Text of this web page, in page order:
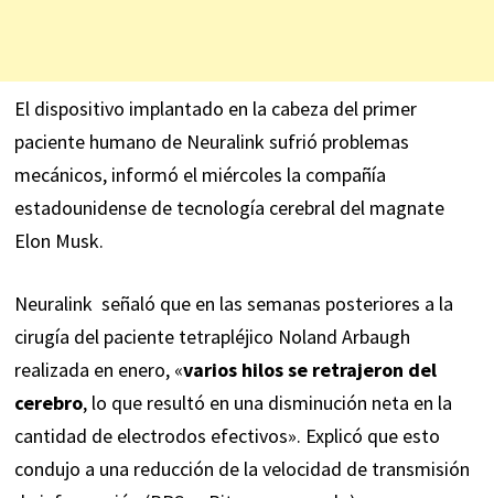
El dispositivo implantado en la cabeza del primer
paciente humano de Neuralink sufrió problemas
mecánicos, informó el miércoles la compañía
estadounidense de tecnología cerebral del magnate
Elon Musk.
Neuralink señaló que en las semanas posteriores a la
cirugía del pacientetetrapléjico Noland Arbaugh
realizada en enero, «varios hilos se retrajeron del
cerebro, lo que resultó en una disminución neta en la
cantidad de electrodos efectivos». Explicó que esto
condujo a una reducción de la velocidad de transmisión